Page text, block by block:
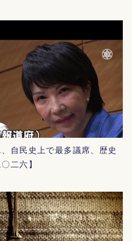
自民史上で最多議席、歴史
二六】